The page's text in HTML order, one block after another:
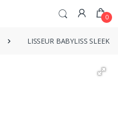
0
LISSEUR BABYLISS SLEEK